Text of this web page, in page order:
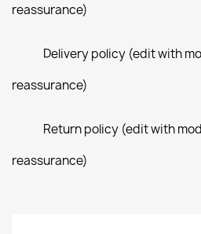
reassurance)
Delivery policy (edit with
reassurance)
Return policy (edit with
reassurance)